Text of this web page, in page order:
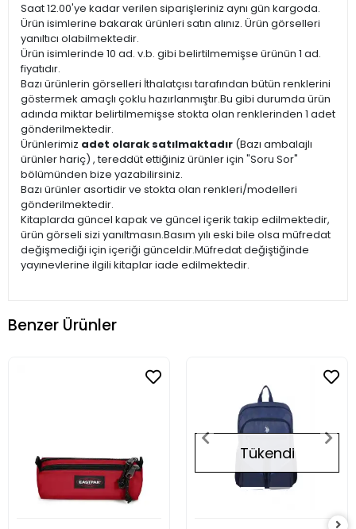
Saat 12.00'ye kadar verilen siparişleriniz aynı gün kargoda.
Ürün isimlerine bakarak ürünleri satın alınız. Ürün görselleri
yanıltıcı olabilmektedir.
Ürün isimlerinde 10 ad. v.b. gibi belirtilmemişse ürünün 1 ad.
fiyatıdır.
Bazı ürünlerin görselleri İthalatçısı tarafından bütün renklerini
göstermek amaçlı çoklu hazırlanmıştır.Bu gibi durumda ürün
adında miktar belirtilmemişse stokta olan renklerinden 1 adet
gönderilmektedir.
Ürünlerimiz adet olarak satılmaktadır (Bazı ambalajlı
ürünler hariç) , tereddüt ettiğiniz ürünler için "Soru Sor"
bölümünden bize yazabilirsiniz.
Bazı ürünler asortidir ve stokta olan renkleri/modelleri
gönderilmektedir.
Kitaplarda güncel kapak ve güncel içerik takip edilmektedir,
ürün görseli sizi yanıltmasın.Basım yılı eski bile olsa müfredat
değişmediği için içeriği günceldir.Müfredat değiştiğinde
yayınevlerine ilgili kitaplar iade edilmektedir.
Benzer Ürünler
Tükendi